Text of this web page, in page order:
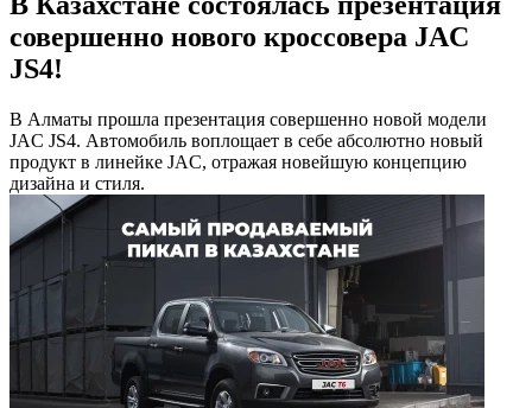
совершенно нового кроссовера JAC
JS4!
В Алматы прошла презентация совершенно новой модели
JAC JS4. Автомобиль воплощает в себе абсолютно новый
продукт в линейке JAC, отражая новейшую концепцию
дизайна и стиля.